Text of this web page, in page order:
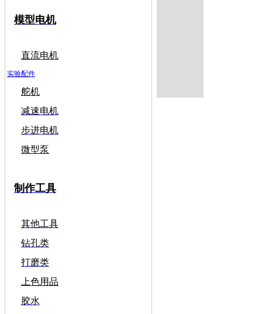
模型电机
直流电机
实验配件
舵机
减速电机
步进电机
微型泵
制作工具
其他工具
钻孔类
打磨类
上色用品
胶水